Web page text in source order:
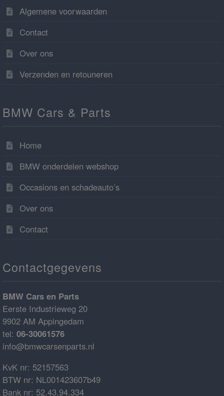
Algemene voorwaarden
Contact
Over ons
Verzenden en retouneren
BMW Cars & Parts
Home
BMW onderdelen webshop
Occasions en schadeauto’s
Over ons
Contact
Contactgegevens
BMW Cars en Parts
Eerste Industrieweg 20
9902 AM Appingedam
tel: 06-30061576
info@bmwcarsenparts.nl
KvK nr: 52157563
BTW nr: NL001423607b49
Bank nr: 52.43.94.334